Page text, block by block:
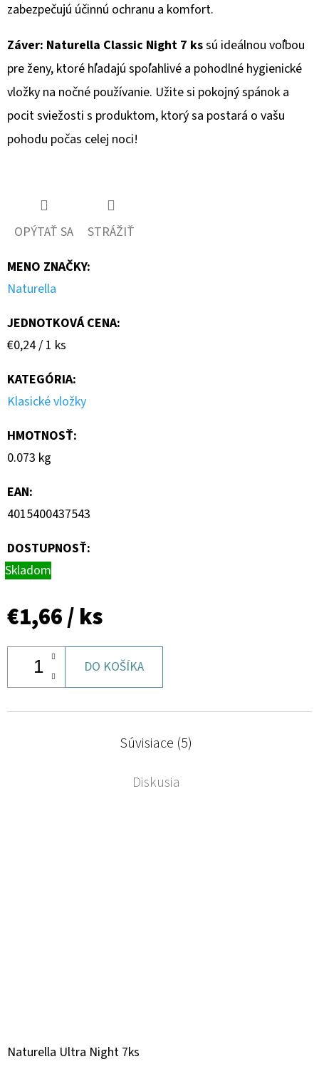
zabezpečujú účinnú ochranu a komfort.
Záver: Naturella Classic Night 7 kssú ideálnou voľbou
pre ženy, ktoré hľadajú spoľahlivé a pohodlné hygienické
vložky na nočné používanie. Užite si pokojný spánok a
pocit sviežosti s produktom, ktorý sa postará o vašu
pohodu počas celej noci!
OPÝTAŤ SA
STRÁŽIŤ
MENO ZNAČKY:
Naturella
JEDNOTKOVÁ CENA:
Jednotková
€0,24 / 1 ks
KATEGÓRIA:
Klasické vložky
HMOTNOSŤ:
0.073 kg
EAN:
4015400437543
DOSTUPNOSŤ:
Skladom
€1,66/ ks
DO KOŠÍKA
Súvisiace (5)
Diskusia
Naturella Ultra Night 7ks